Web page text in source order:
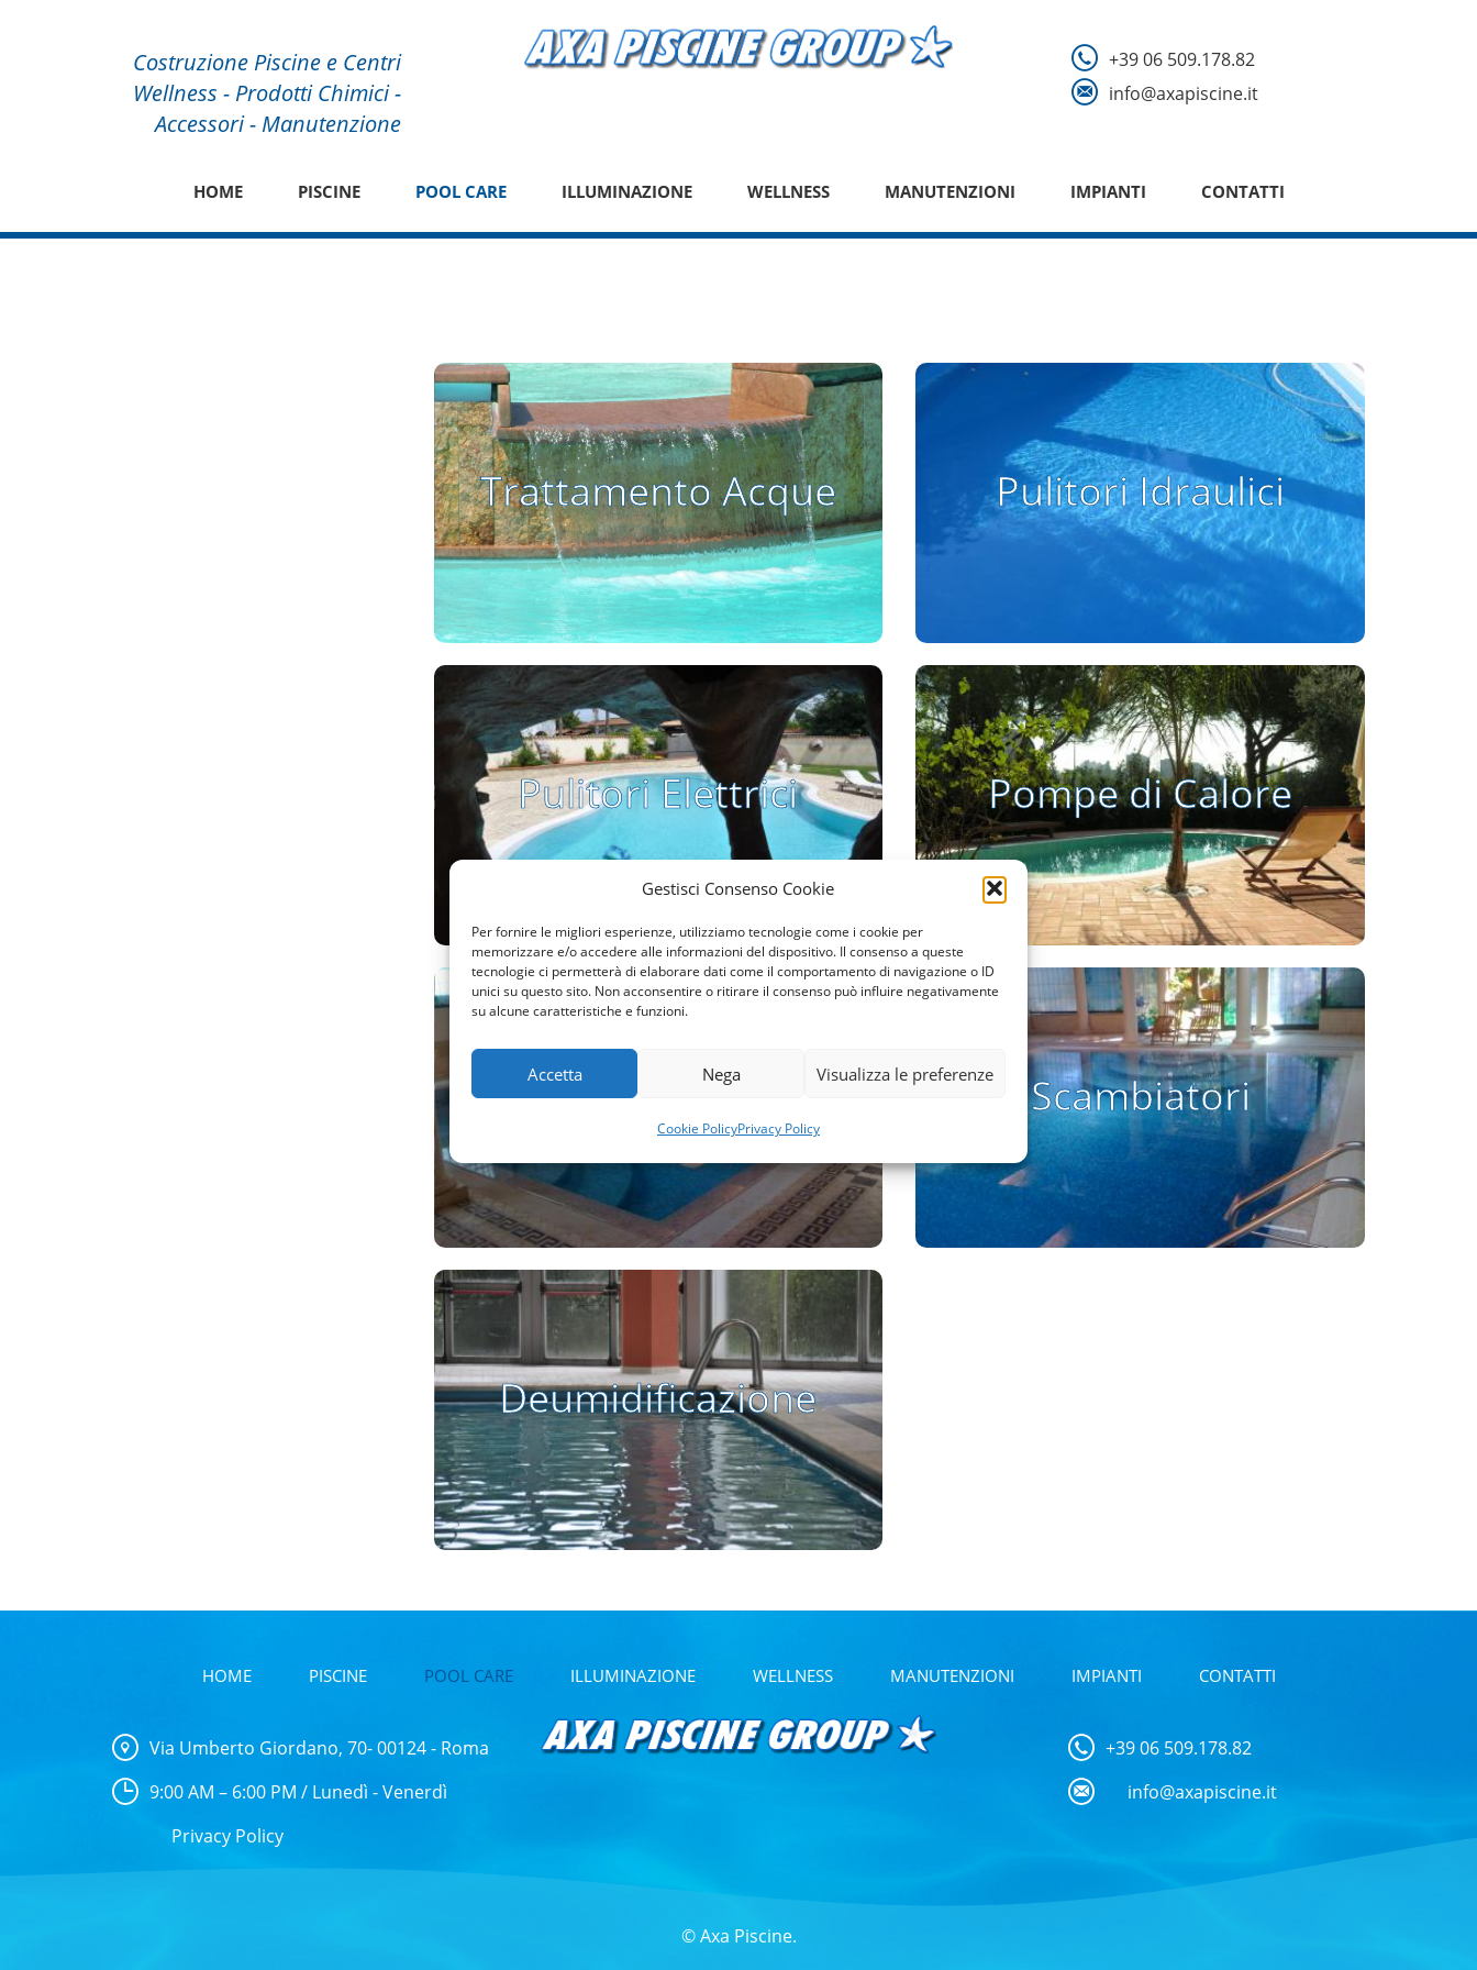
Gestisci Consenso Cookie
Per fornire le migliori esperienze, utilizziamo tecnologie come i cookie per
memorizzare e/o accedere alle informazioni del dispositivo. Il consenso a queste
tecnologie ci permetterà di elaborare dati come il comportamento di navigazione o ID
unici su questo sito. Non acconsentire o ritirare il consenso può influire negativamente
su alcune caratteristiche e funzioni.
Accetta Nega Visualizza le preferenze
Cookie PolicyPrivacy Policy
Costruzione Piscine e Centri
Wellness - Prodotti Chimici -
Accessori - Manutenzione
+39 06 509.178.82
info@axapiscine.it
HOME PISCINE POOL CARE ILLUMINAZIONE WELLNESS MANUTENZIONI IMPIANTI CONTATTI
Trattamento Acque
Trattamento Acque
Vai alla pagina
Pulitori Elettrici
Pulitori Elettrici
Vai alla pagina
Riscaldatori Elettrici
Riscaldatori Elettrici
Deumidificazione
Deumidificazione
Vai alla pagina
Pulitori Idraulici
Pulitori Idraulici
Vai alla pagina
Pompe di Calore
Pompe di Calore
Vai alla pagina
Scambiatori
Scambiatori
Vai alla pagina
HOME PISCINE POOL CARE ILLUMINAZIONE WELLNESS MANUTENZIONI IMPIANTI CONTATTI
Via Umberto Giordano, 70- 00124 - Roma
9:00 AM – 6:00 PM / Lunedì - Venerdì
Privacy Policy
+39 06 509.178.82
info@axapiscine.it
© Axa Piscine.